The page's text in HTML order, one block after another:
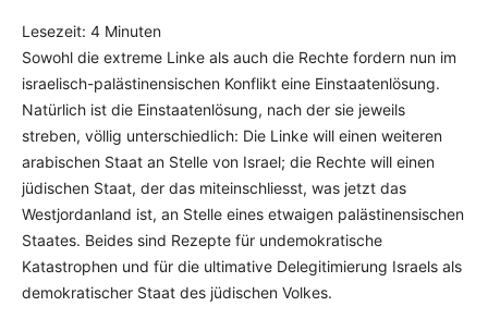
Lesezeit: 4 Minuten
Sowohl die extreme Linke als auch die Rechte fordern nun im
israelisch-palästinensischen Konflikt eine Einstaatenlösung.
Natürlich ist die Einstaatenlösung, nach der sie jeweils
streben, völlig unterschiedlich: Die Linke will einen weiteren
arabischen Staat an Stelle von Israel; die Rechte will einen
jüdischen Staat, der das miteinschliesst, was jetzt das
Westjordanland ist, an Stelle eines etwaigen palästinensischen
Staates. Beides sind Rezepte für undemokratische
Katastrophen und für die ultimative Delegitimierung Israels als
demokratischer Staat des jüdischen Volkes.